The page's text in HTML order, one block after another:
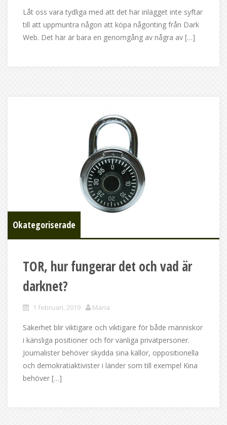
Låt oss vara tydliga med att det här inlägget inte syftar
till att uppmuntra någon att köpa någonting från Dark
Web. Det här är bara en genomgång av några av […]
Okategoriserade
TOR, hur fungerar det och vad är
darknet?
1 februari, 2019 Maria
Säkerhet blir viktigare och viktigare för både människor
i känsliga positioner och för vanliga privatpersoner.
Journalister behöver skydda sina källor, oppositionella
och demokratiaktivister i länder som till exempel Kina
behöver […]